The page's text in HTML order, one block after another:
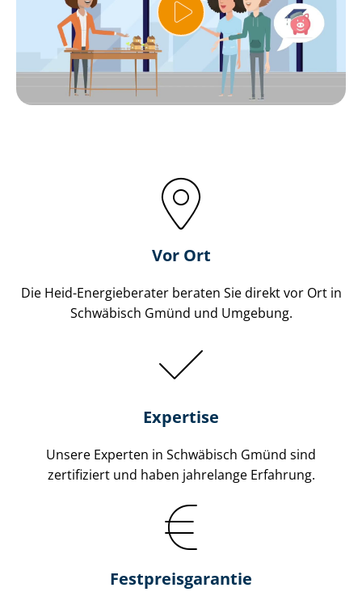
Vor Ort
Die Heid-Energieberater beraten Sie direkt vor Ort in
Schwäbisch Gmünd und Umgebung.
Expertise
Unsere Experten in Schwäbisch Gmünd sind
zertifiziert und haben jahrelange Erfahrung.
Fest­preis­ga­ran­tie